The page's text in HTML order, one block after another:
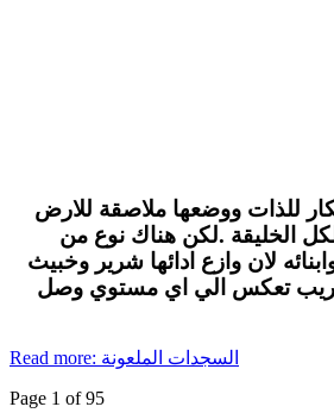
للذات ووضعها ملاصقة للارض
لكل الخليقة .لكن هناك نوع من
لان وازع ادائها شرير وخبيث
تعكس الي اي مستوي وصل
Read more: السجدات الملعونة
Page 1 of 95